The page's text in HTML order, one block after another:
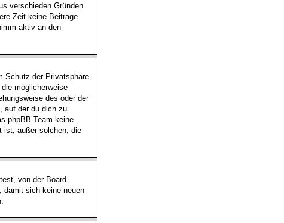
verschieden Gründen
Zeit keine Beiträge
aktiv an den
Schutz der Privatsphäre
möglicherweise
des oder der
auf der du dich zu
phpBB-Team keine
ist; außer solchen, die
von der Board-
damit sich keine neuen